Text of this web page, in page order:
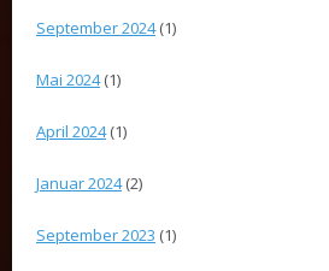
September 2024(1)
Mai 2024(1)
April 2024(1)
Januar 2024(2)
September 2023 (1)